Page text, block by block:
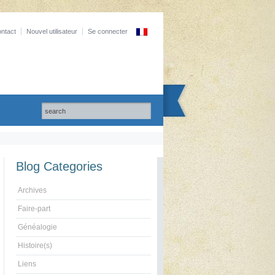
Nouvel utilisateur Se connecter
Blog Categories
Archives
Faire-part
Généalogie
Histoire(s)
Liens